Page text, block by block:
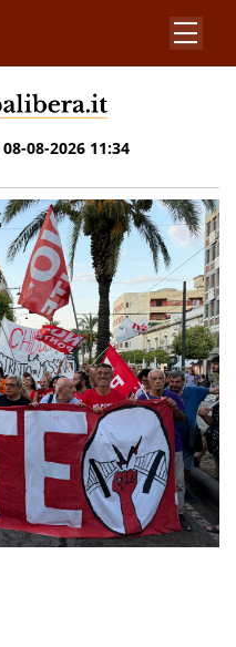
08-08-2026 11:34